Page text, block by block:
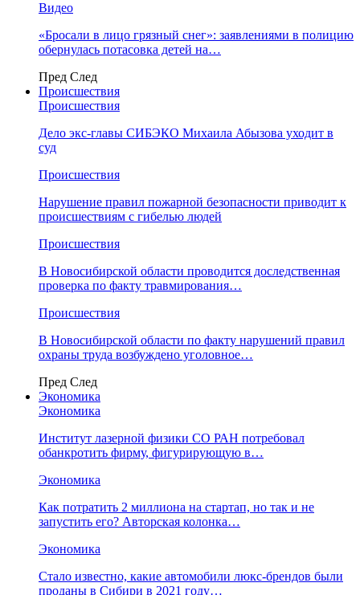
Видео
«Бросали в лицо грязный снег»: заявлениями в полицию
обернулась потасовка детей на…
Пред След
Происшествия
Происшествия
Дело экс-главы СИБЭКО Михаила Абызова уходит в
суд
Происшествия
Нарушение правил пожарной безопасности приводит к
происшествиям с гибелью людей
Происшествия
В Новосибирской области проводится доследственная
проверка по факту травмирования…
Происшествия
В Новосибирской области по факту нарушений правил
охраны труда возбуждено уголовное…
Пред След
Экономика
Экономика
Институт лазерной физики СО РАН потребовал
обанкротить фирму, фигурирующую в…
Экономика
Как потратить 2 миллиона на стартап, но так и не
запустить его? Авторская колонка…
Экономика
Стало известно, какие автомобили люкс-брендов были
проданы в Сибири в 2021 году…